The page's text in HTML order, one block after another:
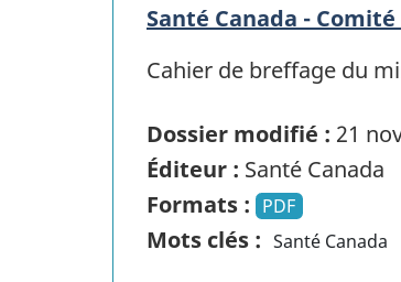
Santé Canada -
Cahier de breffage du
Dossier modifié : 21
Éditeur : Santé Canada
Formats : PDF
Mots clés : Santé Canada